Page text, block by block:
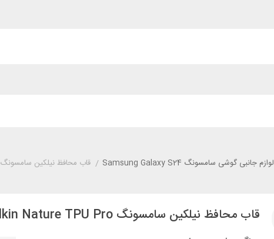
لوازم جانبی گوشی سامسونگ Samsung Galaxy S24 / قاب محافظ نیلکین سامسونگ Samsung S24 Nillkin Nature TPU Pro
قاب محافظ نیلکین سامسونگ Samsung S24 Nillkin Nature TPU Pro